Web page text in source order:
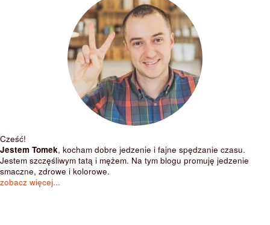
Cześć!
Jestem Tomek, kocham dobre jedzenie i fajne spędzanie czasu.
Jestem szczęśliwym tatą i mężem. Na tym blogu promuję jedzenie
smaczne, zdrowe i kolorowe.
zobacz więcej...